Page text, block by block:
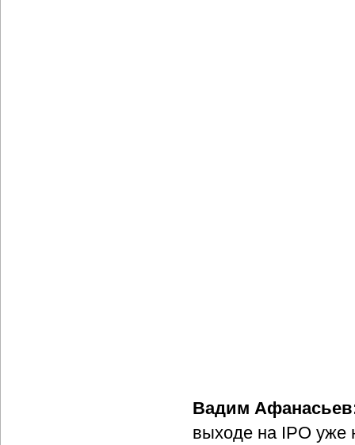
Вадим
выходе на IPO уже